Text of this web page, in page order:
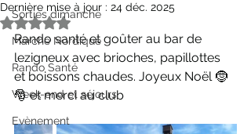
Sorties dimanche
Marche Nordique
Rando Santé
Week-end et séjours
Evènement
Dernière mise à jour : 24 déc. 2025
Noté NaN étoiles sur 5.
Rando santé et goûter au bar de
lezigneux avec brioches, papillottes
et boissons chaudes. Joyeux Noël 🤶
🎅 et merci au club